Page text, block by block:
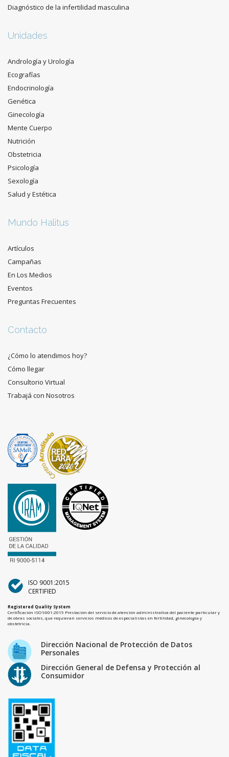
Diagnóstico de la infertilidad masculina
Unidades
Andrología y Urología
Ecografías
Endocrinología
Genética
Ginecología
Mente Cuerpo
Nutrición
Obstetricia
Psicología
Sexología
Salud y Estética
Mundo Halitus
Artículos
Campañas
En Los Medios
Eventos
Preguntas Frecuentes
Contacto
¿Cómo lo atendimos hoy?
Cómo llegar
Consultorio Virtual
Trabajá con Nosotros
ISO 9001:2015
CERTIFIED
Registered Quality System
Certificación ISO 9001:2015 Prestación del servicio de atención administrativa del paciente particular y
de obras sociales, que requieran servicios médicos de especialistas en fertilidad, ginecología y
obstetricia.
Dirección Nacional de Protección de Datos
Personales
Dirección General de Defensa y Protección al
Consumidor